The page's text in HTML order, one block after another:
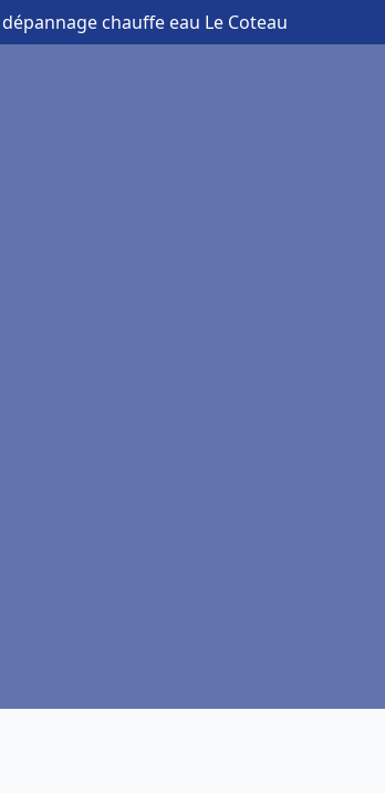
chauffe eau Le Coteau